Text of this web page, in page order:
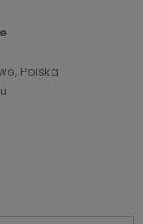
Polska
płatności